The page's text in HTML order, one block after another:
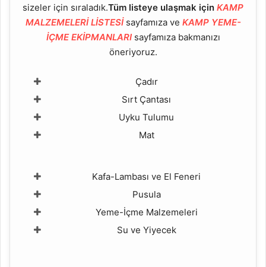
sizeler için sıraladık.Tüm listeye ulaşmak için KAMP
MALZEMELERİ LİSTESİsayfamıza ve KAMP YEME-
İÇME EKİPMANLARI sayfamıza bakmanızı
öneriyoruz.
Çadır
Sırt Çantası
Uyku Tulumu
Mat
Kafa-Lambası ve El Feneri
Pusula
Yeme-İçme Malzemeleri
Su ve Yiyecek